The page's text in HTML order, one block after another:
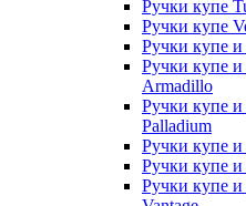
Ручки купе
Ручки купе
Ручки купе
Ручки купе
Armadillo
Ручки купе
Palladium
Ручки купе
Ручки купе
Ручки купе